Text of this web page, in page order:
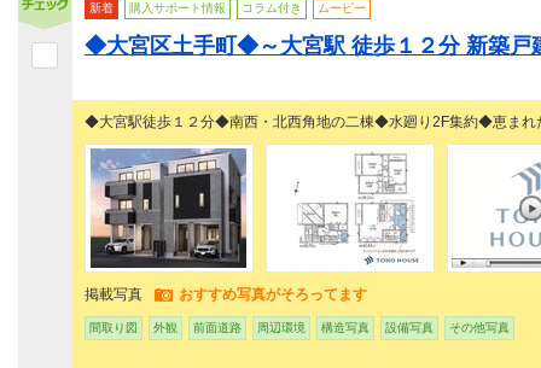
新着 購入サポート情報 コラム付き ムービー
◆大宮区土手町◆～大宮駅 徒歩１２分 新築戸
◆大宮駅徒歩１２分◆南西・北西角地の二棟◆水廻り2F集約◆恵まれ
掲載写真 おすすめ写真がそろってます
間取り図 外観 前面道路 周辺環境 構造写真 設備写真 その他写真